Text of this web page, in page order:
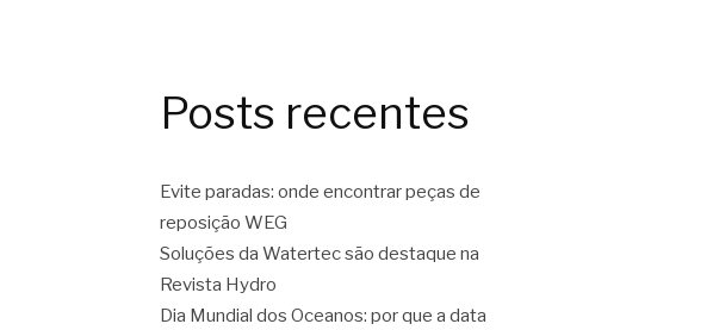
Posts recentes
Evite paradas: onde encontrar peças de
reposição WEG
Soluções da Watertec são destaque na
Revista Hydro
Dia Mundial dos Oceanos: por que a data